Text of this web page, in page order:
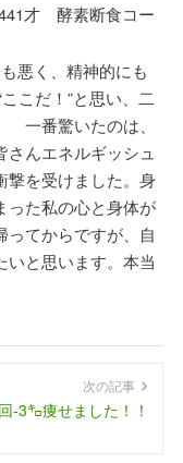
才 酵素断食コー
悪く、精神的にも
こだ！”と思い、二
一番驚いたのは、
んエネルギッシュ
撃を受けました。身
った私の心と身体が
てからですが、自
いと思います。本当
次の記事
-3㌔痩せました！！